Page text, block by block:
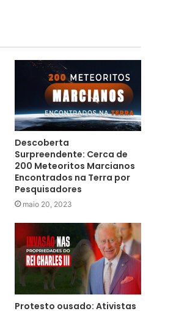
Descoberta
Surpreendente: Cerca de
200 Meteoritos Marcianos
Encontrados na Terra por
Pesquisadores
maio 20, 2023
Protesto ousado: Ativistas